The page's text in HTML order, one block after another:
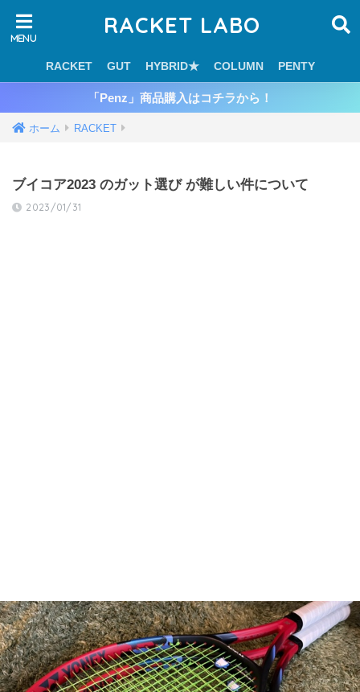
RACKET LABO
RACKET GUT HYBRID★ COLUMN PENTY
「Penz」商品購入はコチラから！
ホーム RACKET
ブイコア2023 のガット選び が難しい件について
2023/01/31